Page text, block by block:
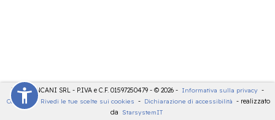
LDT - PANCANI SRL - P.IVA e C.F. 01597250479 - © 2026 - Informativa sulla privacy -
Cookies
- Rivedi le tue scelte sui cookies - Dichiarazione di accessibilità - realizzato
da
StarsystemIT